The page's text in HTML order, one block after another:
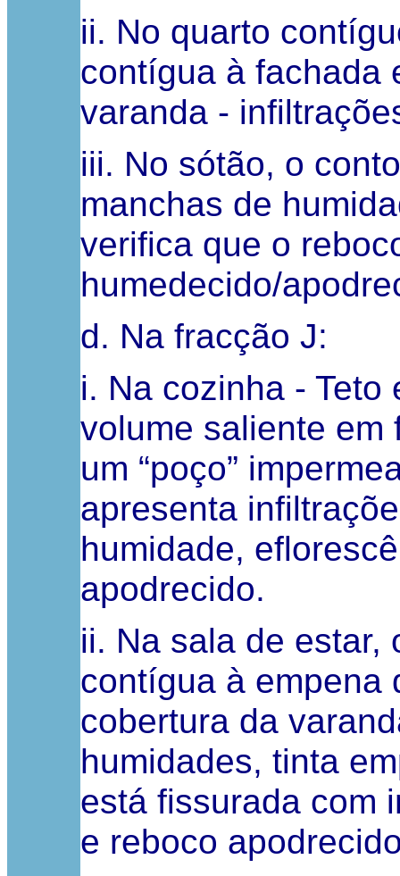
ii. No quarto
contígua à fachada
varanda -
iii. No sótão, o
manchas de
verifica que o
humedecido/
d. Na fracção J:
i. Na cozinha -
volume saliente em
um “poço”
apresenta
humidade,
apodrecido.
ii. Na sala de estar,
contígua à empena
cobertura da
humidades, tinta
está fissurada com
e reboco